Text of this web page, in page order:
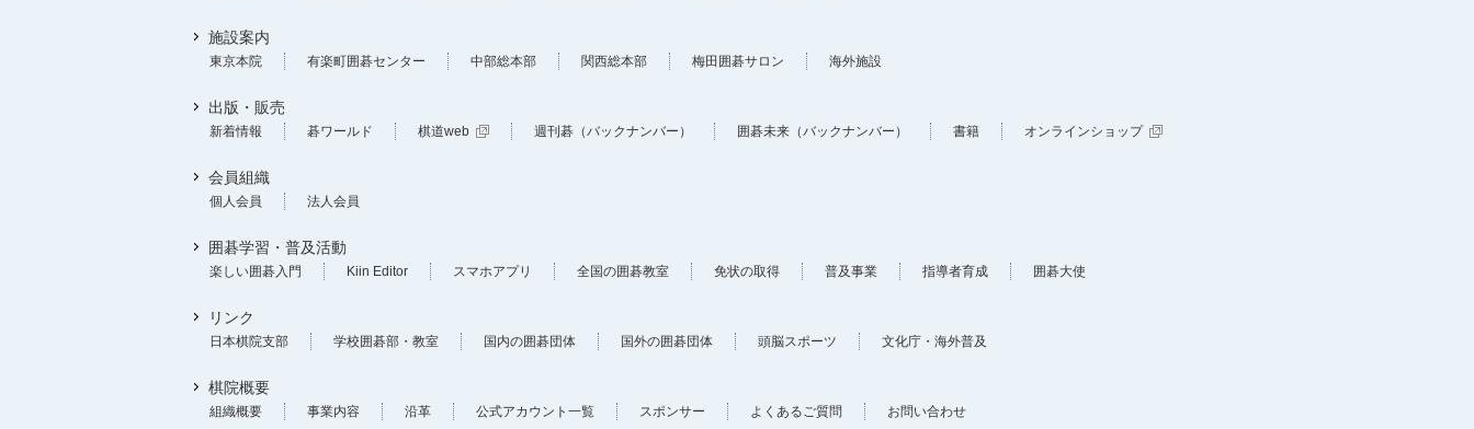
施設案内
東京本院 有楽町囲碁センター 中部総本部 関西総本部 梅田囲碁サロン 海外施設
出版・販売
新着情報 碁ワールド 棋道web 週刊碁（バックナンバー） 囲碁未来（バックナンバー） 書籍 オンラインショップ
会員組織
個人会員 法人会員
囲碁学習・普及活動
楽しい囲碁入門 Kiin Editor スマホアプリ 全国の囲碁教室 免状の取得 普及事業 指導者育成 囲碁大使
リンク
日本棋院支部 学校囲碁部・教室 国内の囲碁団体 国外の囲碁団体 頭脳スポーツ 文化庁・海外普及
棋院概要
組織概要 事業内容 沿革 公式アカウント一覧 スポンサー よくあるご質問 お問い合わせ